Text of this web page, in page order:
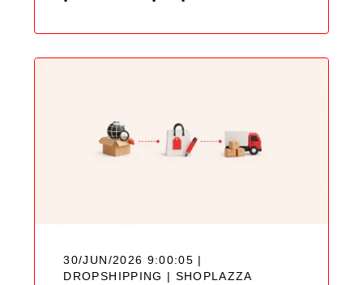
30/JUN/2026 9:00:05 |
DROPSHIPPING | SHOPLAZZA